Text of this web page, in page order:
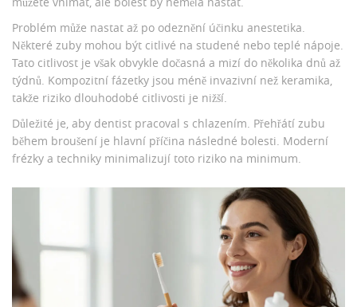
Problém může nastat až po odeznění účinku anestetika.
Některé zuby mohou být citlivé na studené nebo teplé nápoje.
Tato citlivost je však obvykle dočasná a mizí do několika dnů až
týdnů. Kompozitní fázetky jsou méně invazivní než keramika,
takže riziko dlouhodobé citlivosti je nižší.
Důležité je, aby dentist pracoval s chlazením. Přehřátí zubu
během broušení je hlavní příčina následné bolesti. Moderní
frézky a techniky minimalizují toto riziko na minimum.